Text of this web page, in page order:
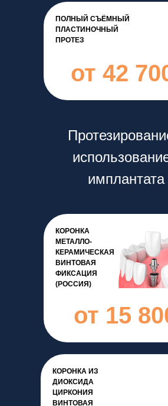
ПОЛНЫЙ СЪЁМНЫЙ
ПЛАСТИНОЧНЫЙ
ПРОТЕЗ
от 42
КОРОНКА ИЗ
ДИОКСИДА
ЦИРКОНИЯ
ВИНТОВАЯ
КОРОНКА
МЕТАЛЛО-
КЕРАМИЧЕСКАЯ
ВИНТОВАЯ
ФИКСАЦИЯ
(РОССИЯ)
от 15
имплантата